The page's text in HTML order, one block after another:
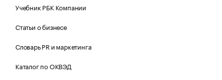
Учебник РБК Компании
Статьи о бизнесе
Словарь PR и маркетинга
Каталог по ОКВЭД